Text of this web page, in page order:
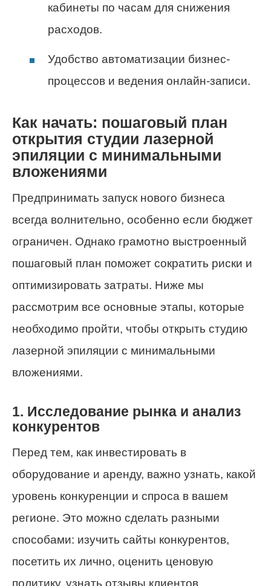
кабинеты по часам для снижения
расходов.
Удобство автоматизации бизнес-
процессов и ведения онлайн-записи.
Как начать: пошаговый план
открытия студии лазерной
эпиляции с минимальными
вложениями
Предпринимать запуск нового бизнеса
всегда волнительно, особенно если бюджет
ограничен. Однако грамотно выстроенный
пошаговый план поможет сократить риски и
оптимизировать затраты. Ниже мы
рассмотрим все основные этапы, которые
необходимо пройти, чтобы открыть студию
лазерной эпиляции с минимальными
вложениями.
1. Исследование рынка и анализ
конкурентов
Перед тем, как инвестировать в
оборудование и аренду, важно узнать, какой
уровень конкуренции и спроса в вашем
регионе. Это можно сделать разными
способами: изучить сайты конкурентов,
посетить их лично, оценить ценовую
политику, узнать отзывы клиентов.